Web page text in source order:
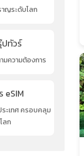
ญระดับโลก
ทัวร์
มความต้องการ
eSIM
ระเทศ ครอบคลุม
ลก